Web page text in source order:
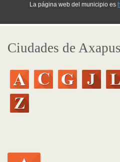
La página web del municipio es
Ciudades de